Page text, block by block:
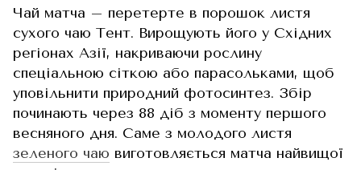
Чай матча – перетерте в порошок листя
сухого чаю Тент. Вирощують його у Східних
регіонах Азії, накриваючи рослину
спеціальною сіткою або парасольками, щоб
уповільнити природний фотосинтез. Збір
починають через 88 діб з моменту першого
весняного дня. Саме з молодого листя
зеленого чаю виготовляється матча найвищої